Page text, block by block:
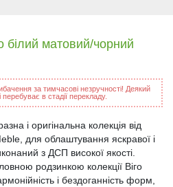
білий матовий/чорний
за тимчасові незручності! Деякий
перебуває в стадії перекладу.
і оригінальна колекція від
для облаштування яскравої і
з ДСП високої якості.
родзинкою колекції Віго
і бездоганність форм,